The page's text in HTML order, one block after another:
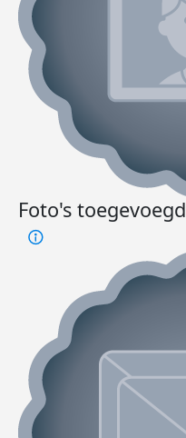
Foto's toegevoegd